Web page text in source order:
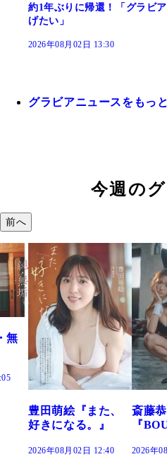
約1年ぶりに帰還！「グラビ
げたい」
2026年08月02日 13:30
グラビアニュースをもっ
今週の
前へ
斎藤恭代
『BOUND』
2026年08月02日 12:35
咲田
『
2026年